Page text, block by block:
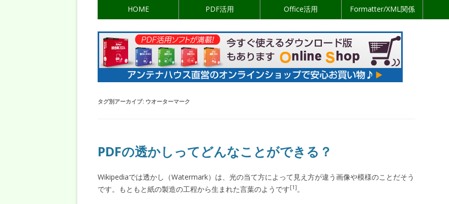
HOME PDF活用 Office活用 Formatter/XML関係
タグ別アーカイブ: ウオーターマーク
PDFの透かしってどんなことができる？
Wikipediaでは透かし（Watermark）は、光の当て方によって見え方が違う画像や模様のことだそう
です。もともと紙の製造の工程から生まれた言葉のようです[1]。